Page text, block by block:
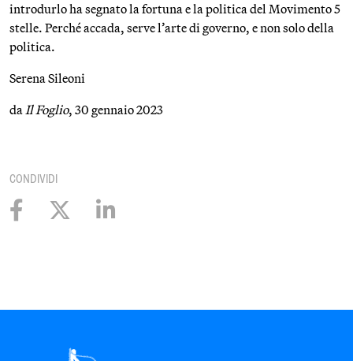
introdurlo ha segnato la fortuna e la politica del Movimento 5
stelle. Perché accada, serve l’arte di governo, e non solo della
politica.
Serena Sileoni
daIl Foglio, 30 gennaio 2023
CONDIVIDI